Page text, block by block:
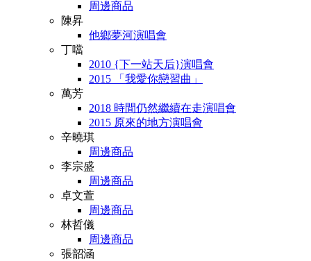
周邊商品
陳昇
他鄉夢河演唱會
丁噹
2010 {下一站天后}演唱會
2015 「我愛你戀習曲」
萬芳
2018 時間仍然繼續在走演唱會
2015 原來的地方演唱會
辛曉琪
周邊商品
李宗盛
周邊商品
卓文萱
周邊商品
林哲儀
周邊商品
張韶涵